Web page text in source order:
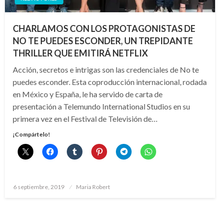
CHARLAMOS CON LOS PROTAGONISTAS DE
NO TE PUEDES ESCONDER, UN TREPIDANTE
THRILLER QUE EMITIRÁ NETFLIX
Acción, secretos e intrigas son las credenciales de No te
puedes esconder. Esta coproducción internacional, rodada
en México y España, le ha servido de carta de
presentación a Telemundo International Studios en su
primera vez en el Festival de Televisión de…
¡Compártelo!
Publicado
6 septiembre, 2019 Maria Robert